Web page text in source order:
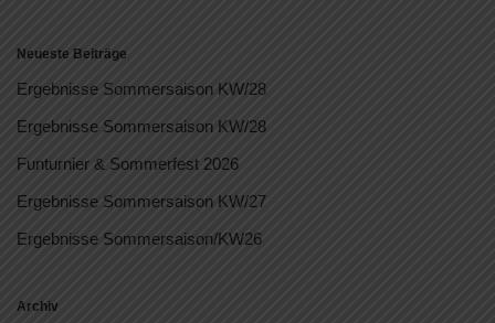
Neueste Beiträge
Ergebnisse Sommersaison KW/28
Ergebnisse Sommersaison KW/28
Funturnier & Sommerfest 2026
Ergebnisse Sommersaison KW/27
Ergebnisse Sommersaison/KW26
Archiv